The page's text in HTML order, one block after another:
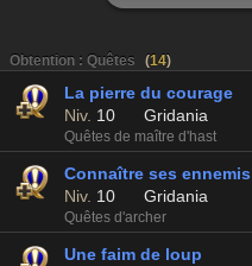
Obtention : Quêtes (14)
La pierre du courage
Niv. 10 Gridania
Quêtes de maître d'hast
Connaître ses ennemis
Niv. 10 Gridania
Quêtes d'archer
Une faim de loup